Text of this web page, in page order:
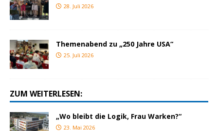
28. Juli 2026
Themenabend zu „250 Jahre USA“
25. Juli 2026
ZUM WEITERLESEN:
„Wo bleibt die Logik, Frau Warken?“
23. Mai 2026